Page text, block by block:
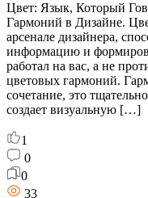
Цвет: Язык, Который
Гармоний в Дизайне.
арсенале дизайнера,
информацию и
работал на вас, а не
цветовых гармоний.
сочетание, это
создает визуальную […]
1
0
0
33